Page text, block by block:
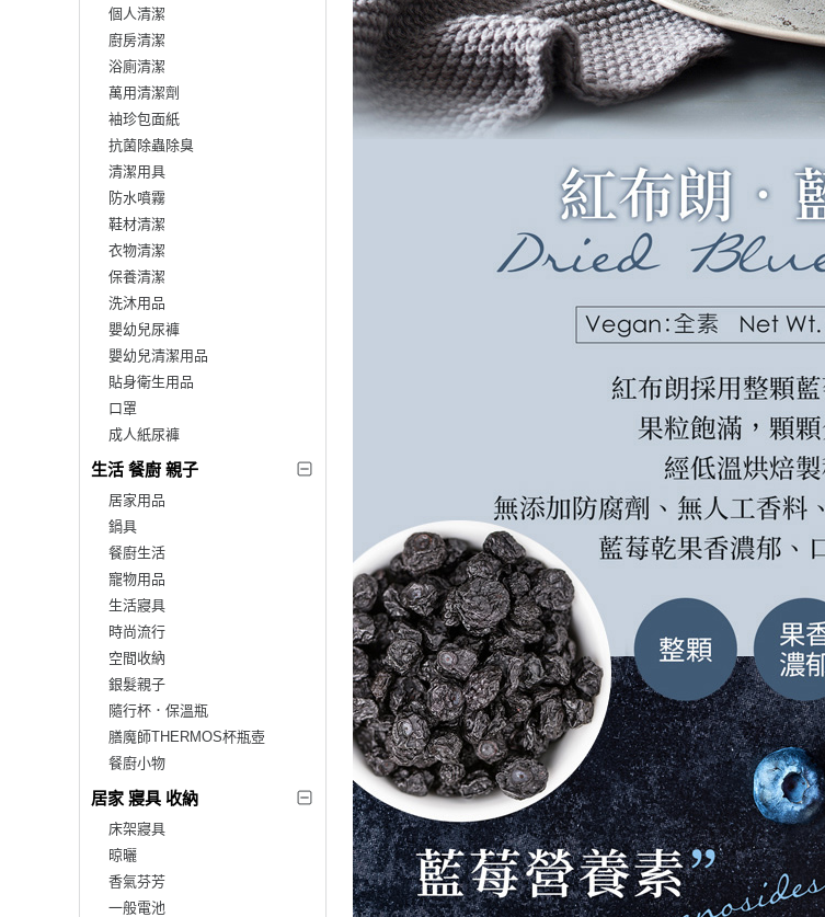
個人清潔
廚房清潔
浴廁清潔
萬用清潔劑
袖珍包面紙
抗菌除蟲除臭
清潔用具
防水噴霧
鞋材清潔
衣物清潔
保養清潔
洗沐用品
嬰幼兒尿褲
嬰幼兒清潔用品
貼身衛生用品
口罩
成人紙尿褲
生活 餐廚 親子
居家用品
鍋具
餐廚生活
寵物用品
生活寢具
時尚流行
空間收納
銀髮親子
隨行杯．保溫瓶
膳魔師THERMOS杯瓶壺
餐廚小物
居家 寢具 收納
床架寢具
晾曬
香氣芬芳
一般電池